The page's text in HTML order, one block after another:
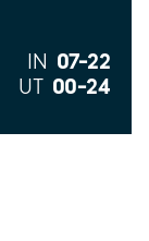
IN 07–22
UT 00–24